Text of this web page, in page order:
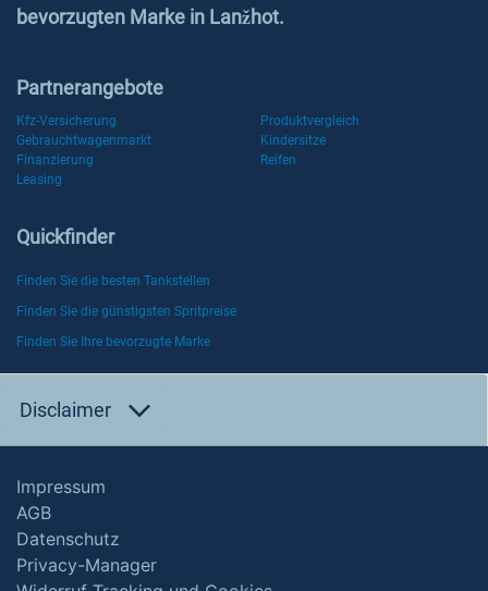
bevorzugten Marke in Lanžhot.
Partnerangebote
Kfz-Versicherung
Produktvergleich
Gebrauchtwagenmarkt
Kindersitze
Finanzierung
Reifen
Leasing
Quickfinder
Finden Sie die besten Tankstellen
Finden Sie die günstigsten Spritpreise
Finden Sie Ihre bevorzugte Marke
Disclaimer
Impressum
AGB
Datenschutz
Privacy-Manager